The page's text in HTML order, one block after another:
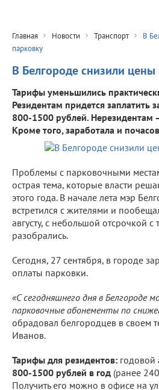
Главная Новости Транспорт
В
парковку
В Белгороде снизили цены
Тарифы уменьшились
Резидентам придется заплатить
800-1500 рублей. Нерезидентам
Кроме того, заработала и
Проблемы с парковочными
острая тема, которые власти
этого года. В начале лета мэр
встретился с жителями и
августу, с небольшой отсрочкой
разобрались.
Сегодня, 27 сентября, в городе
оплаты парковки.
«С сегодняшнего дня в Белгороде
парковочные абонементы по
обрадовал белгородцев в своем
Иванов.
Тарифы для резидентов: годовой
800-1500 рублей в год (ранее
Получить его можно в офисе на